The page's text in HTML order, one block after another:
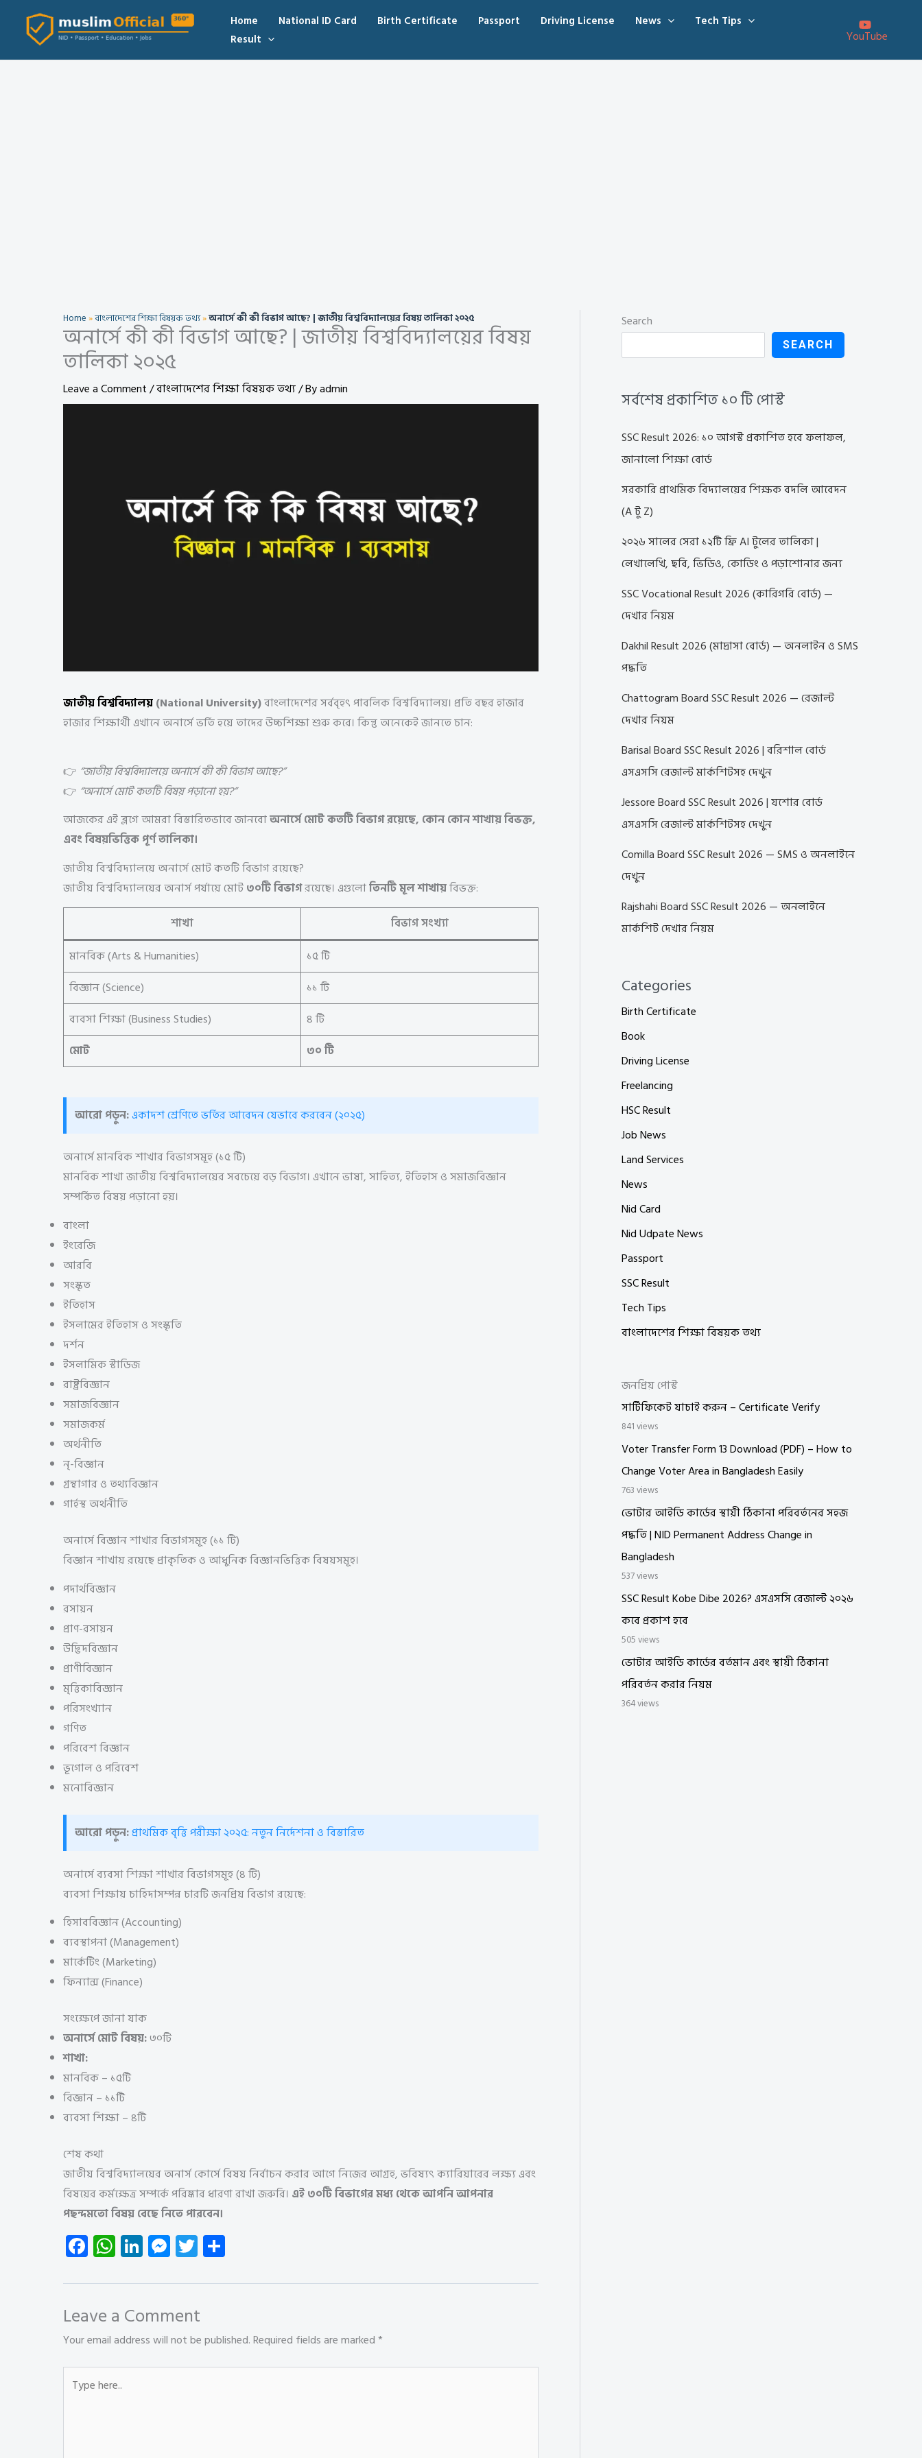
content
Home National ID Card Birth Certificate Passport Driving License News
Tech Tips
Result
YouTube
Home»বাংলাদেশের শিক্ষা বিষয়ক তথ্য»অনার্সে কী কী বিভাগ আছে? | জাতীয় বিশ্ববিদ্যালয়ের বিষয় তালিকা ২০২৫
অনার্সে কী কী বিভাগ আছে? | জাতীয় বিশ্ববিদ্যালয়ের বিষয়
তালিকা ২০২৫
Leave a Comment/বাংলাদেশের শিক্ষা বিষয়ক তথ্য/ Byadmin
জাতীয় বিশ্ববিদ্যালয়(National University)বাংলাদেশের সর্ববৃহৎ পাবলিক বিশ্ববিদ্যালয়। প্রতি বছর হাজার
হাজার শিক্ষার্থী এখানে অনার্সে ভর্তি হয়ে তাদের উচ্চশিক্ষা শুরু করে। কিন্তু অনেকেই জানতে চান:
👉 “জাতীয় বিশ্ববিদ্যালয়ে অনার্সে কী কী বিভাগ আছে?”
👉 “অনার্সে মোট কতটি বিষয় পড়ানো হয়?”
আজকের এই ব্লগে আমরা বিস্তারিতভাবে জানবোঅনার্সে মোট কতটি বিভাগ রয়েছে, কোন কোন শাখায় বিভক্ত,
এবং বিষয়ভিত্তিক পূর্ণ তালিকা।
জাতীয় বিশ্ববিদ্যালয়ে অনার্সে মোট কতটি বিভাগ রয়েছে?
জাতীয় বিশ্ববিদ্যালয়ের অনার্স পর্যায়ে মোট৩০টি বিভাগরয়েছে। এগুলোতিনটি মূল শাখায়বিভক্ত:
শাখা
বিভাগ সংখ্যা
মানবিক (Arts & Humanities)
১৫ টি
বিজ্ঞান (Science)
১১ টি
ব্যবসা শিক্ষা (Business Studies)
৪ টি
মোট
৩০ টি
আরো পড়ুন:একাদশ শ্রেণিতে ভর্তির আবেদন যেভাবে করবেন (২০২৫)
অনার্সে মানবিক শাখার বিভাগসমূহ (১৫ টি)
মানবিক শাখা জাতীয় বিশ্ববিদ্যালয়ের সবচেয়ে বড় বিভাগ। এখানে ভাষা, সাহিত্য, ইতিহাস ও সমাজবিজ্ঞান
সম্পর্কিত বিষয় পড়ানো হয়।
বাংলা
ইংরেজি
আরবি
সংস্কৃত
ইতিহাস
ইসলামের ইতিহাস ও সংস্কৃতি
দর্শন
ইসলামিক স্টাডিজ
রাষ্ট্রবিজ্ঞান
সমাজবিজ্ঞান
সমাজকর্ম
অর্থনীতি
নৃ-বিজ্ঞান
গ্রন্থাগার ও তথ্যবিজ্ঞান
গার্হস্থ অর্থনীতি
অনার্সে বিজ্ঞান শাখার বিভাগসমূহ (১১ টি)
বিজ্ঞান শাখায় রয়েছে প্রাকৃতিক ও আধুনিক বিজ্ঞানভিত্তিক বিষয়সমূহ।
পদার্থবিজ্ঞান
রসায়ন
প্রাণ-রসায়ন
উদ্ভিদবিজ্ঞান
প্রাণীবিজ্ঞান
মৃত্তিকাবিজ্ঞান
পরিসংখ্যান
গণিত
পরিবেশ বিজ্ঞান
ভূগোল ও পরিবেশ
মনোবিজ্ঞান
আরো পড়ুন:প্রাথমিক বৃত্তি পরীক্ষা ২০২৫: নতুন নির্দেশনা ও বিস্তারিত
অনার্সে ব্যবসা শিক্ষা শাখার বিভাগসমূহ (৪ টি)
ব্যবসা শিক্ষায় চাহিদাসম্পন্ন চারটি জনপ্রিয় বিভাগ রয়েছে:
হিসাববিজ্ঞান (Accounting)
ব্যবস্থাপনা (Management)
মার্কেটিং (Marketing)
ফিন্যান্স (Finance)
সংক্ষেপে জানা যাক
অনার্সে মোট বিষয়:৩০টি
শাখা:
মানবিক – ১৫টি
বিজ্ঞান – ১১টি
ব্যবসা শিক্ষা – ৪টি
শেষ কথা
জাতীয় বিশ্ববিদ্যালয়ের অনার্স কোর্সে বিষয় নির্বাচন করার আগে নিজের আগ্রহ, ভবিষ্যৎ ক্যারিয়ারের লক্ষ্য এবং
বিষয়ের কর্মক্ষেত্র সম্পর্কে পরিষ্কার ধারণা রাখা জরুরি। এই ৩০টি বিভাগের মধ্য থেকে আপনি আপনার
পছন্দমতো বিষয় বেছে নিতে পারবেন।
Fa
ce
b
o
ok
W
ha
ts
A
p
Li
nk
e
dI
n
M
es
se
n
g
T
wi
tt
er
re
Leave a Comment
Your email address will not be published.Required fields are marked*
here..
Search
SEARCH
সর্বশেষ প্রকাশিত ১০ টি পোস্ট
SSC Result 2026: ১০ আগস্ট প্রকাশিত হবে ফলাফল,
জানালো শিক্ষা বোর্ড
সরকারি প্রাথমিক বিদ্যালয়ের শিক্ষক বদলি আবেদন
(A টু Z)
২০২৬ সালের সেরা ১২টি ফ্রি AI টুলের তালিকা |
লেখালেখি, ছবি, ভিডিও, কোডিং ও পড়াশোনার জন্য
SSC Vocational Result 2026 (কারিগরি বোর্ড) —
দেখার নিয়ম
Dakhil Result 2026 (মাদ্রাসা বোর্ড) — অনলাইন ও SMS
পদ্ধতি
Chattogram Board SSC Result 2026 — রেজাল্ট
দেখার নিয়ম
Barisal Board SSC Result 2026 | বরিশাল বোর্ড
এসএসসি রেজাল্ট মার্কশিটসহ দেখুন
Jessore Board SSC Result 2026 | যশোর বোর্ড
এসএসসি রেজাল্ট মার্কশিটসহ দেখুন
Comilla Board SSC Result 2026 — SMS ও অনলাইনে
দেখুন
Rajshahi Board SSC Result 2026 — অনলাইনে
মার্কশিট দেখার নিয়ম
Categories
Birth Certificate
Book
Driving License
Freelancing
HSC Result
Job News
Land Services
News
Nid Card
Nid Udpate News
Passport
SSC Result
Tech Tips
বাংলাদেশের শিক্ষা বিষয়ক তথ্য
জনপ্রিয় পোস্ট
সার্টিফিকেট যাচাই করুন – Certificate Verify
841 views
Voter Transfer Form 13 Download (PDF) – How to
Change Voter Area in Bangladesh Easily
763 views
ভোটার আইডি কার্ডের স্থায়ী ঠিকানা পরিবর্তনের সহজ
পদ্ধতি | NID Permanent Address Change in
Bangladesh
537 views
SSC Result Kobe Dibe 2026? এসএসসি রেজাল্ট ২০২৬
কবে প্রকাশ হবে
505 views
ভোটার আইডি কার্ডের বর্তমান এবং স্থায়ী ঠিকানা
পরিবর্তন করার নিয়ম
364 views